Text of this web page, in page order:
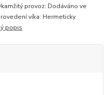
provoz: Dodáváno ve
víka: Hermeticky
popis